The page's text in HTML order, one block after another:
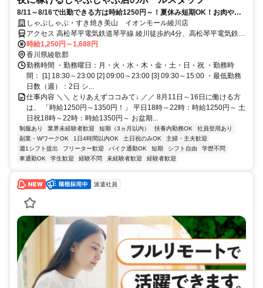
8/11～8/16で出勤できる方は時給1250円～！夏休み短期OK！お肉やド
リンクを運ぶだけ♪未経験OK！
しゃぶしゃぶ・すき焼き美山 イオンモール綾川店
アクセス 高松琴平電気鉄道琴平線 綾川徒歩約4分、高松琴平電気鉄道
琴平線 滝宮徒歩約13分、高松琴平電気鉄道琴平線 陶徒歩約25分
時給1,250円～1,688円
香川県綾歌郡
勤務時間 ・勤務曜日：月・火・水・木・金・土・日・祝 ・勤務時
間： [1] 18:30～23:00 [2] 09:00～23:00 [3] 09:30～15:00 ・最低勤務
日数（週）：2日 シ...
仕事内容 ＼＼ とりあえずココみて↓ ／／ 8月11日～16日に働ける方
は、 「時給1250円～1350円！」 平日18時～22時：時給1250円～ 土
日祝18時～22時：時給1350円～ お盆期...
制服あり 業界未経験者歓迎 短期（3ヵ月以内） 扶養内勤務OK
社員登用あり
副業・WワークOK
1日4時間以内OK 土日祝のみOK
主婦・主夫歓迎
週1シフト提出
フリーター歓迎 バイク通勤OK 短期 シフト自由
学歴不問
車通勤OK
学生歓迎 経験不問 未経験者歓迎 経験者歓迎
派遣社員